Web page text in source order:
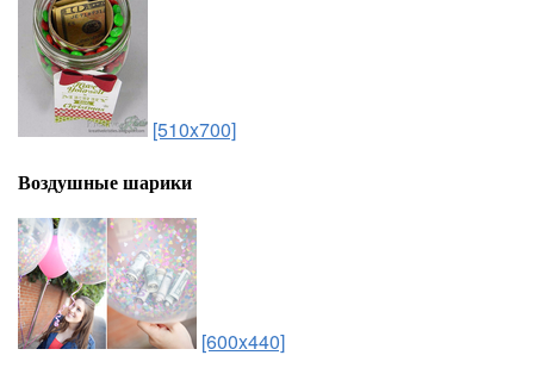
[510x700]
Воздушные шарики
[600x440]